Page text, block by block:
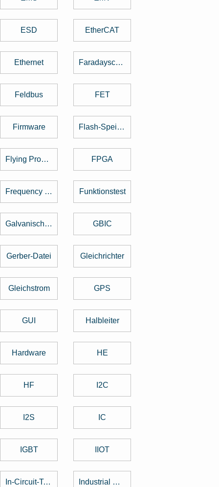
ESD EtherCAT
Ethernet Faradayscher Käfig
Feldbus FET
Firmware Flash-Speicher
Flying Probe Test FPGA
Frequency Hopping Funktionstest
Galvanische Trennung GBIC
Gerber-Datei Gleichrichter
Gleichstrom GPS
GUI Halbleiter
Hardware HE
HF I2C
I2S IC
IGBT IIOT
In-Circuit-Test Industrial Design